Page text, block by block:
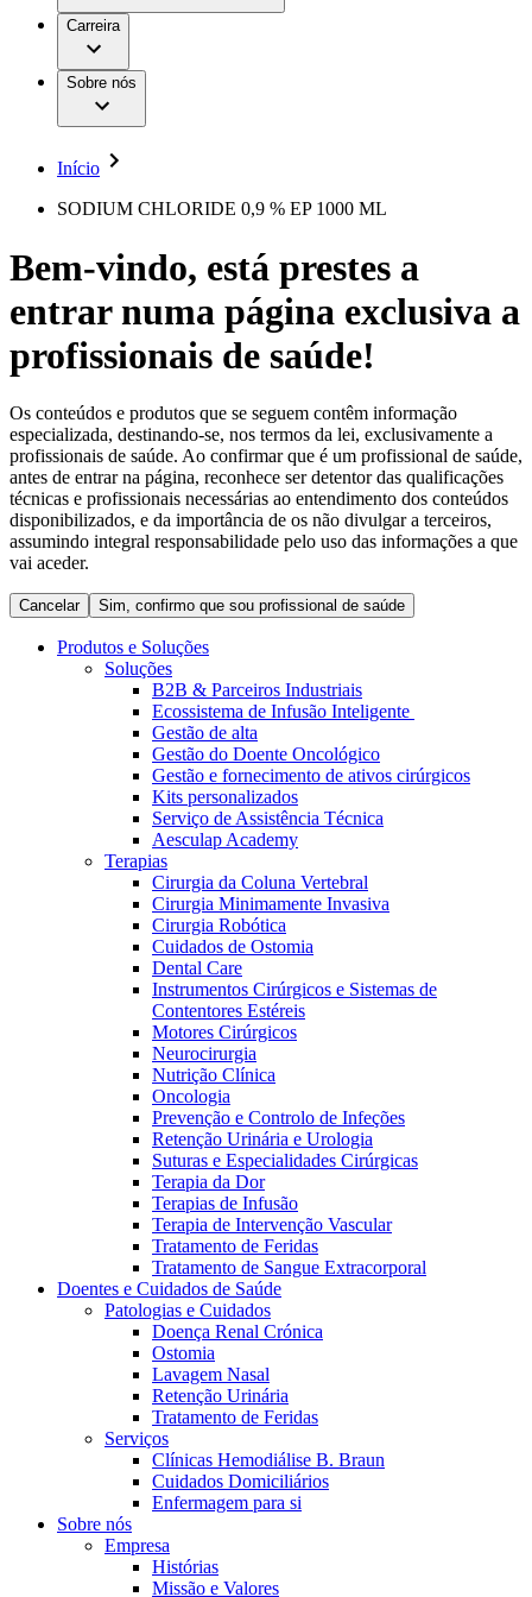
Aesculap Academy
Contentores Estéreis
Neurocirurgia
Nutrição Clínica
Prevenção e Controlo de Infeções
Retenção Urinária e Urologia
Suturas e Especialidades Cirúrgicas
Terapias de Infusão
Terapia de Intervenção Vascular
Tratamento de Feridas
Tratamento de Sangue Extracorporal
Soluções
Terapias
Catálogo de Produtos
Encontre o produto que procura. Visite o catálogo de produtos
da B. Braun com o nosso portfólio completo.
Patologias e Cuidados
Serviços
Cuidados Domiciliários
Coordenamos os seus cuidados médicos quando recebe alta
do hospital. Para mais informações, visite a nossa página de
cuidados domiciliários.
Trabalhar na B. Braun
Oportunidades de emprego
A nossa cultura
Vagas disponíveis
Descubra as tuas oportunidades de carreira na B. Braun.
Pesquise no nosso mercado de trabalho global por perfis de
trabalho interessantes.
Centro de Inovação
Responsabilidade
Acesso aos Cuidados de Saúde
Comunicados de Imprensa
Contactos
Formulário de Contacto
Empresa
Responsabilidade
Media
Centro de Inovação
Vamos impulsionar juntos a inovação na tecnologia médica.
Saiba mais sobre o nosso centro de inovação e apresente a sua
Contactos
Em diálogo com a B. Braun. Entre em contacto connosco
Carreira
Sobre nós
Início
SODIUM CHLORIDE 0,9 % EP 1000 ML
Bem-vindo, está prestes a
entrar numa página exclusiva a
profissionais de saúde!
Os conteúdos e produtos que se seguem contêm informação
especializada, destinando-se, nos termos da lei, exclusivamente a
profissionais de saúde. Ao confirmar que é um profissional de saúde,
antes de entrar na página, reconhece ser detentor das qualificações
técnicas e profissionais necessárias ao entendimento dos conteúdos
disponibilizados, e da importância de os não divulgar a terceiros,
assumindo integral responsabilidade pelo uso das informações a que
vai aceder.
Cancelar Sim, confirmo que sou profissional de saúde
Produtos e Soluções
Soluções
B2B & Parceiros Industriais
Ecossistema de Infusão Inteligente
Gestão de alta
Gestão do Doente Oncológico
Gestão e fornecimento de ativos cirúrgicos
Kits personalizados
Serviço de Assistência Técnica
Aesculap Academy
Terapias
Cirurgia da Coluna Vertebral
Cirurgia Minimamente Invasiva
Cirurgia Robótica
Cuidados de Ostomia
Dental Care
Instrumentos Cirúrgicos e Sistemas de
Contentores Estéreis
Motores Cirúrgicos
Neurocirurgia
Nutrição Clínica
Oncologia
Prevenção e Controlo de Infeções
Retenção Urinária e Urologia
Suturas e Especialidades Cirúrgicas
Terapia da Dor
Terapias de Infusão
Terapia de Intervenção Vascular
Tratamento de Feridas
Tratamento de Sangue Extracorporal
Doentes e Cuidados de Saúde
Patologias e Cuidados
Doença Renal Crónica
Ostomia
Lavagem Nasal
Retenção Urinária
Tratamento de Feridas
Serviços
Clínicas Hemodiálise B. Braun
Cuidados Domiciliários
Enfermagem para si
Sobre nós
Empresa
Histórias
Missão e Valores